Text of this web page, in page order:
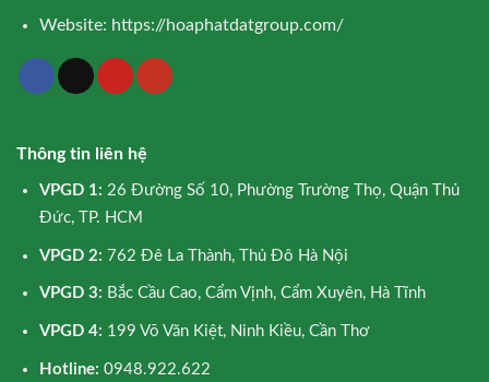
Website: https://hoaphatdatgroup.com/
Thông tin liên hệ
VPGD 1: 26 Đường Số 10, Phường Trường Thọ, Quận Thủ
Đức, TP. HCM
VPGD 2: 762 Đê La Thành, Thủ Đô Hà Nội
VPGD 3: Bắc Cầu Cao, Cẩm Vịnh, Cẩm Xuyên, Hà Tĩnh
VPGD 4: 199 Võ Văn Kiệt, Ninh Kiều, Cần Thơ
Hotline: 0948.922.622